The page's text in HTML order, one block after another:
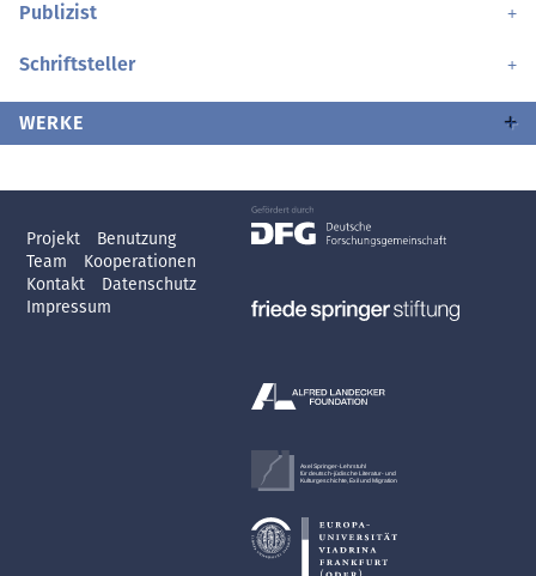
Publizist
Schriftsteller
WERKE
Projekt
Benutzung
Team
Kooperationen
Kontakt
Datenschutz
Impressum
Axel Springer-Lehrstuhl
für deutsch-jüdische Literatur- und
Kulturgeschichte, Exil und Migration